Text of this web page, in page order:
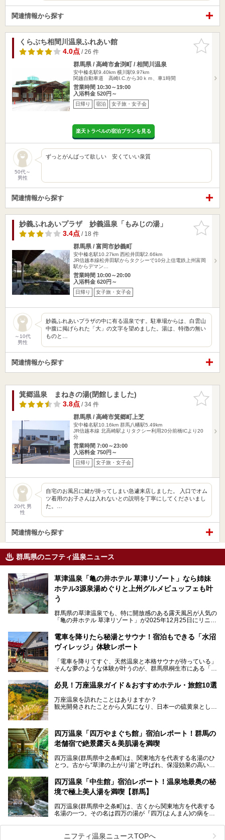
関連情報から探す
お気に入
りに追加
くらぶち相間川温泉ふれあい館
4.0点/ 26 件
群馬県 / 高崎市倉渕町 / 相間川温泉
安中榛名駅9.40km 横川駅9.97km
関越自動車道 高崎I.C.から30ｋｍ、車1時間
営業時間 10:30～19:00
入浴料金 520円～
日帰り 宿泊 女子旅・女子会
楽天トラベルの宿泊プランを見る
50代～
男性
ずっとがんばって欲しい 安くていい泉質
関連情報から探す
お気に入
りに追加
妙義ふれあいプラザ 妙義温泉「もみじの湯」
3.4点/ 18 件
群馬県 / 富岡市妙義町
安中榛名駅10.27km 西松井田駅2.66km
JR信越本線松井田駅からタクシーで10分上信電鉄上州富岡
駅からデマン…
営業時間 10:00～20:00
入浴料金 620円～
日帰り 女子旅・女子会
～10代
男性
妙義ふれあいプラザの中に有る温泉です。駐車場からは、白雲山
中腹に掲げられた「大」の文字を望めました。湯は、特徴の無い
ものと…
関連情報から探す
お気に入
りに追加
箕郷温泉 まねきの湯(閉館しました)
3.8点/ 34 件
群馬県 / 高崎市箕郷町上芝
安中榛名駅10.16km 群馬八幡駅5.49km
JR信越本線 北高崎駅よりタクシー利用20分前橋ICより20
分
営業時間 7:00～23:00
入浴料金 750円～
日帰り 女子旅・女子会
20代 男
性
自宅のお風呂に鍵が掛ってしまい急遽来店しました。 入口でオム
ツ着用のお子さんは入れないとの説明を丁寧にしてくださいまし
た。…
関連情報から探す
群馬県のニフティ温泉ニュース
草津温泉「亀の井ホテル 草津リゾート」なら姉妹
ホテル3源泉湯めぐりと上州グルメビュッフェも叶
う
群馬県の草津温泉でも、特に開放感のある露天風呂が人気の
「亀の井ホテル 草津リゾート」が2025年12月25日にリニュ
ロビーや客室が綺麗になって、上州グルメにこだわったビュ
ッフェも人気！アクセスはシャトルバスで楽々、さらに草津
温泉にある姉妹ホテルの「草津温泉 大東舘」「亀の井ホテ
今回はそんな「亀の井ホテル 草津リゾート」を徹底レポー
───
提供元：アイコニア・ホスピタリティ株式会社【PR】
この記事は亀の井ホテル 草津リゾートのPR記事です。
電車を降りたら秘湯とサウナ！宿泊もできる「水沼
ヴィレッジ」体験レポート
「電車を降りてすぐ、天然温泉と本格サウナが待っている」
そんな夢のような体験が叶うのが、群馬県桐生市にある「駅
日帰り温泉の「水沼の湯」と宿泊もできる「サウナの森」、
２つのエリアがあります。
今回は、その中でも特にユニークな駅直結の「水沼の湯」の
魅力に焦点を当て、温泉好き、サウナー、そして電車旅好き
必見！万座温泉ガイド＆おすすめホテル・旅館10選
万座温泉を訪れたことはありますか？
観光開発されたことから人気になり、日本一の硫黄泉として
も多いかもしれません。
そこで筆者である私が実際に行ってみました！万座温泉の楽
しみ方や周辺の観光地を解説します。
また、日帰り入浴できる温泉から混浴可能な温泉まで、おす
すめの入浴施設もご紹介します！
四万温泉「四万やまぐち館」宿泊レポート！群馬の
老舗宿で絶景露天＆美肌湯を満喫
四万温泉(群馬県中之条町)は、関東地方を代表する名湯のひ
とつ。古から“草津の上がり湯”と呼ばれ、保湿効果の高い美
「四万やまぐち館」は、この地を代表する旅館の一つ。日帰
り入浴も可能ですが、やはり宿泊してじっくり楽しむのがベ
肌湯をはじめ、館内の魅力をたっぷりとご紹介します！
四万温泉「中生館」宿泊レポート！温泉地最奥の秘
境で極上美人湯を満喫【群馬】
四万温泉(群馬県中之条町)は、古くから関東地方を代表する
名湯の一つ。その名は四万の湯が『四万(よんまん)の病を癒
観光客で賑わう人気温泉地です。
ニフティ温泉ニュースTOPへ